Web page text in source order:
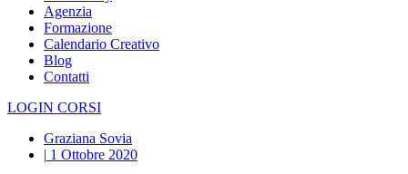
Agenzia
Formazione
Calendario Creativo
Blog
Contatti
LOGIN CORSI
Graziana Sovia
| 1 Ottobre 2020